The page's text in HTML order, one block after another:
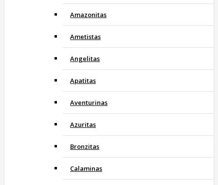
Amazonitas
Ametistas
Angelitas
Apatitas
Aventurinas
Azuritas
Bronzitas
Calaminas